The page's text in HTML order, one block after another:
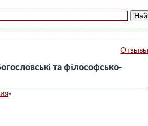
Отзывы
та філософсько-
»